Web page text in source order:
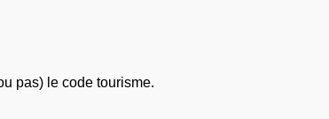
pas) le code tourisme.